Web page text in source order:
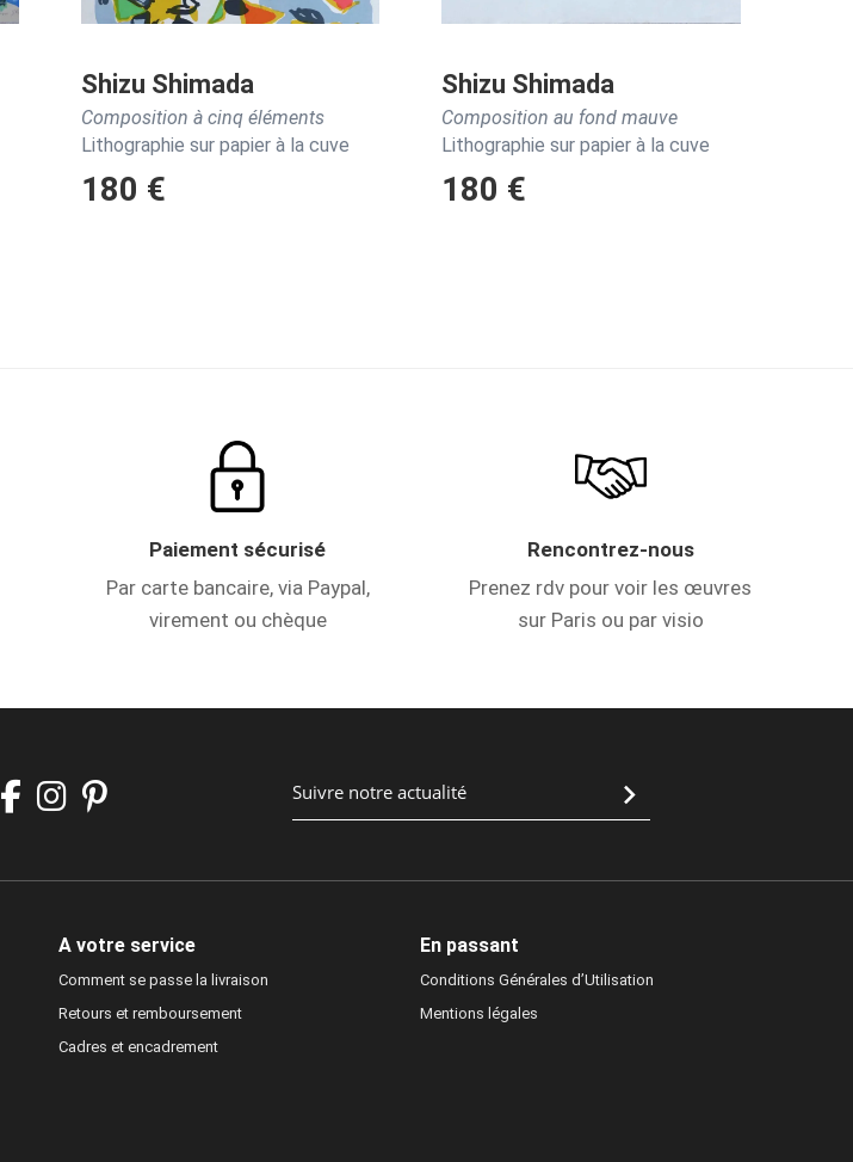
Shizu Shimada
Composition à cinq éléments
Lithographie sur papier à la cuve
180 €
Shizu Shimada
Composition au fond mauve
Lithographie sur papier à la cuve
180 €
Paiement sécurisé
Par carte bancaire, via Paypal,
virement ou chèque
Rencontrez-nous
Prenez rdv pour voir les œuvres
sur Paris ou par visio
A votre service
Comment se passe la livraison
Retours et remboursement
Cadres et encadrement
En passant
Conditions Générales d’Utilisation
Mentions légales